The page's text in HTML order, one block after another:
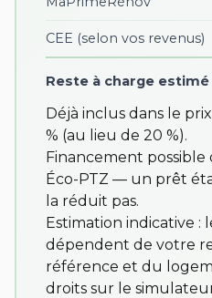
CEE (selon vos revenus)
Reste à charge estimé
Déjà inclus dans le
% (au lieu de 20 %).
Financement possible
Éco-PTZ — un prêt
la réduit pas.
Estimation indicative :
dépendent de votre
référence et du
droits sur le